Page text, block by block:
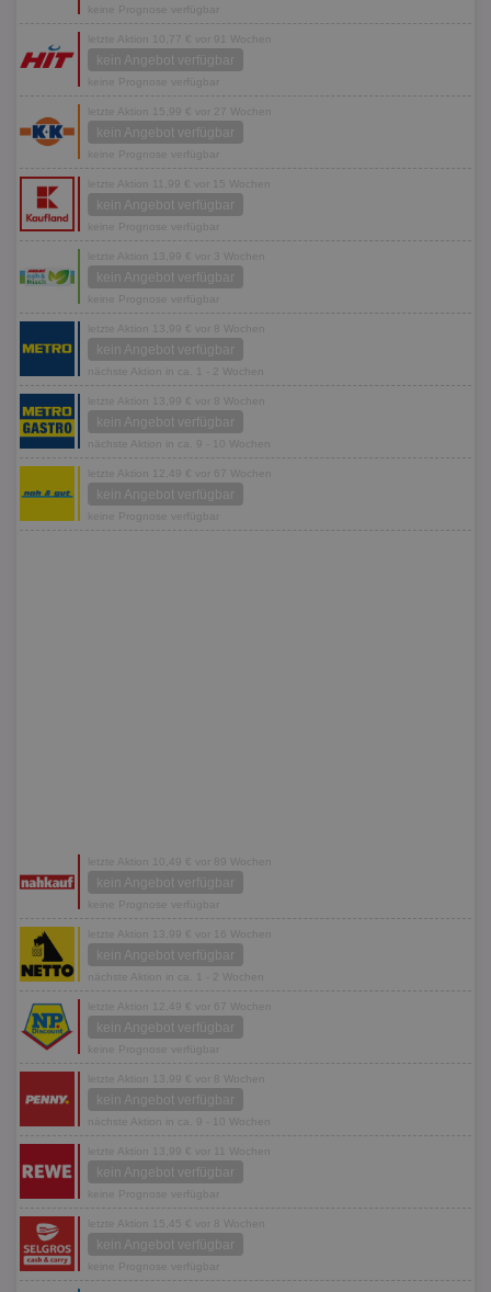
keine Prognose verfügbar
letzte Aktion 10,77 € vor 91 Wochen
kein Angebot verfügbar
keine Prognose verfügbar
letzte Aktion 15,99 € vor 27 Wochen
kein Angebot verfügbar
keine Prognose verfügbar
letzte Aktion 11,99 € vor 15 Wochen
kein Angebot verfügbar
keine Prognose verfügbar
letzte Aktion 13,99 € vor 3 Wochen
kein Angebot verfügbar
keine Prognose verfügbar
letzte Aktion 13,99 € vor 8 Wochen
kein Angebot verfügbar
nächste Aktion in ca. 1 - 2 Wochen
letzte Aktion 13,99 € vor 8 Wochen
kein Angebot verfügbar
nächste Aktion in ca. 9 - 10 Wochen
letzte Aktion 12,49 € vor 67 Wochen
kein Angebot verfügbar
keine Prognose verfügbar
letzte Aktion 10,49 € vor 89 Wochen
kein Angebot verfügbar
keine Prognose verfügbar
letzte Aktion 13,99 € vor 16 Wochen
kein Angebot verfügbar
nächste Aktion in ca. 1 - 2 Wochen
letzte Aktion 12,49 € vor 67 Wochen
kein Angebot verfügbar
keine Prognose verfügbar
letzte Aktion 13,99 € vor 8 Wochen
kein Angebot verfügbar
nächste Aktion in ca. 9 - 10 Wochen
letzte Aktion 13,99 € vor 11 Wochen
kein Angebot verfügbar
keine Prognose verfügbar
letzte Aktion 15,45 € vor 8 Wochen
kein Angebot verfügbar
keine Prognose verfügbar